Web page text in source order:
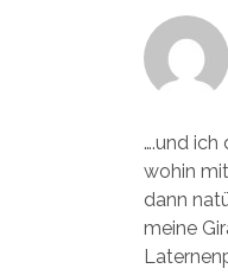
….und ich
wohin
dann
meine